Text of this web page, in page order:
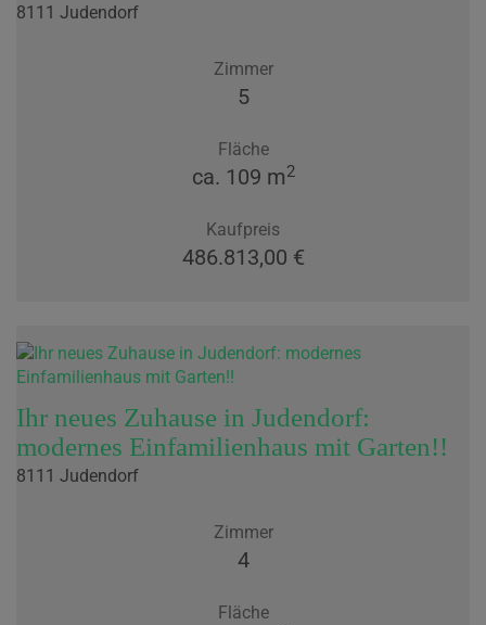
8111 Judendorf
Zimmer
5
Fläche
ca. 109 m2
Kaufpreis
486.813,00 €
Ihr neues Zuhause in Judendorf:
modernes Einfamilienhaus mit Garten!!
8111 Judendorf
Zimmer
4
Fläche